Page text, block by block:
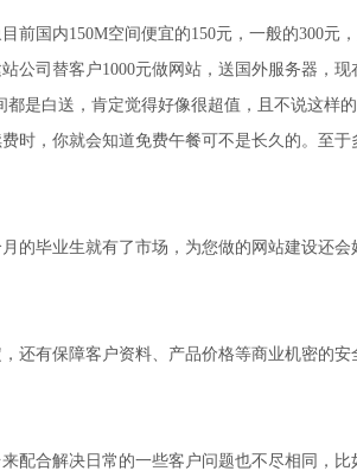
前国内150M空间便宜的150元，一般的300元
公司替客户1000元做网站，送国外服务器，现
是白送，肯定觉得好像很超值，且不说这样
时，你就会知道免费午餐可不是长久的。至于
的毕业生就有了市场，为您做的网站建设还会
还有保障客户资料、产品价格等商业机密的安
配合解决日常的一些客户问题也不尽相同，比